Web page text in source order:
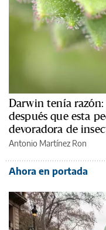
Darwin tenía
después que esta
devoradora de
Antonio Martínez Ron
Ahora en portada